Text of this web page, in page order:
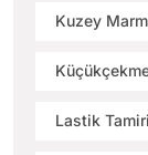
Kuzey
Lastik Tamiri